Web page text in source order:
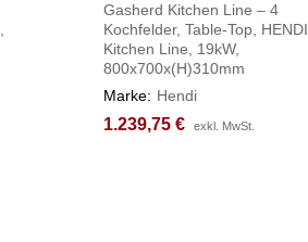
Gasherd Kitchen Line – 4
Kochfelder, Table-Top, HENDI,
Kitchen Line, 19kW,
800x700x(H)310mm
Marke: Hendi
1.239,75 € exkl. MwSt.
1.239,75 € exkl. MwSt.